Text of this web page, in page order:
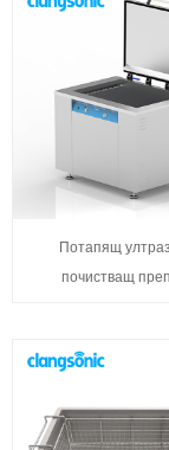
Потапящ
почистващ